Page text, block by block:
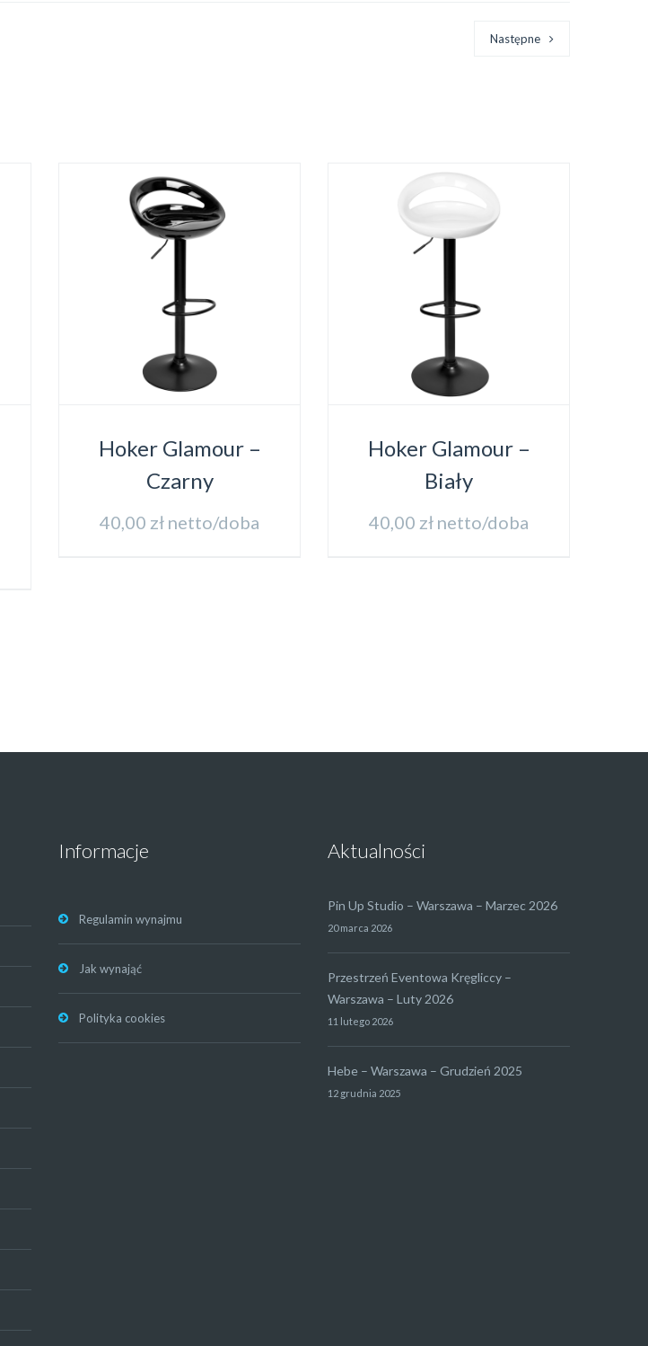
Następne
Hoker Glamour –
Czarny
40,00 zł netto/doba
Hoker Glamour –
Biały
40,00 zł netto/doba
Informacje
Regulamin wynajmu
Jak wynająć
Polityka cookies
Aktualności
Pin Up Studio – Warszawa – Marzec 2026
20 marca 2026
Przestrzeń Eventowa Kręgliccy –
Warszawa – Luty 2026
11 lutego 2026
Hebe – Warszawa – Grudzień 2025
12 grudnia 2025